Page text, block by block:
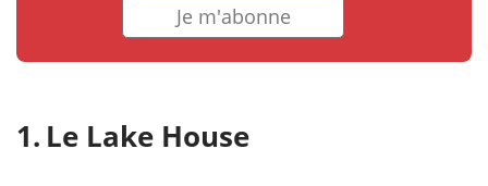
Je m'abonne
Le Lake House